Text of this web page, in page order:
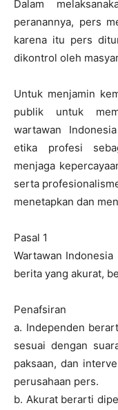
Dalam
peranannya, pers
karena itu pers
dikontrol oleh
Untuk menjamin
publik untuk
wartawan
etika profesi
menjaga
serta
menetapkan dan
Pasal 1
Wartawan
berita yang akurat,
Penafsiran
a. Independen
sesuai dengan
paksaan, dan
perusahaan pers.
b. Akurat berarti